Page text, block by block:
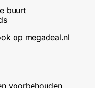
buurt
op megadeal.nl
voorbehouden.